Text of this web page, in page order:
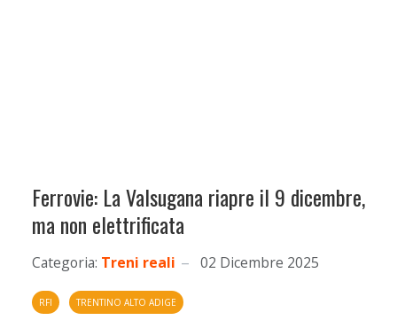
Ferrovie: La Valsugana riapre il 9 dicembre,
ma non elettrificata
Categoria: Treni reali 02 Dicembre 2025
RFI TRENTINO ALTO ADIGE